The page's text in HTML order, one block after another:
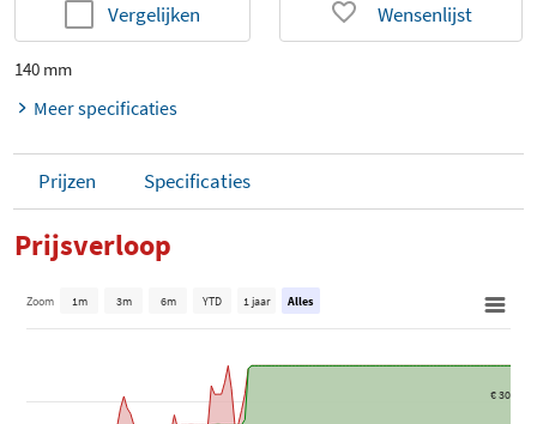
Vergelijken Wensenlijst
140 mm
Meer specificaties
Prijzen Specificaties
Prijsverloop
€ 30
Zoom 1m 3m 6m YTD 1 jaar Alles